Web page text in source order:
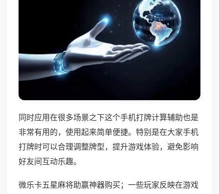
同时应用在很多场景之下这个手机打牌计算辅助也是
非常有用的，使用起来简单便捷。特别是在大家手机
打牌时可以合理调整牌型，提升游戏体验，避免影响
好友间互动乐趣。
微乐卡五星麻将助赢神器购买；一些玩家反映在游戏